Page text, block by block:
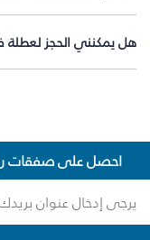
هل يمكنني الحجز لعطلة
احصل على صفقات